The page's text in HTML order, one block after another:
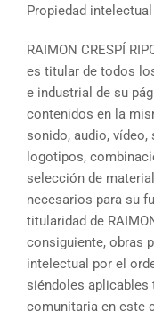
Propiedad
RAIMON CRESPÍ
es titular de todos
e industrial de su
contenidos en la
sonido, audio,
logotipos,
selección de
necesarios para su
titularidad de
consiguiente, obras
intelectual por el
siéndoles aplicables
comunitaria en este